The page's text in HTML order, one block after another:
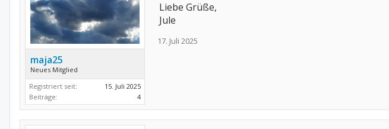
maja25
Neues Mitglied
Registriert seit:
15. Juli 2025
Beiträge:
4
Liebe Grüße,
Jule
17. Juli 2025